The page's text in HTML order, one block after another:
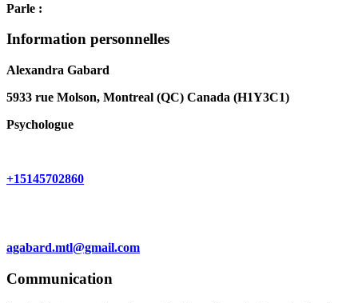
Parle :
Information personnelles
Alexandra Gabard
5933 rue Molson, Montreal (QC) Canada (H1Y3C1)
Psychologue
+15145702860
agabard.mtl@gmail.com
Communication